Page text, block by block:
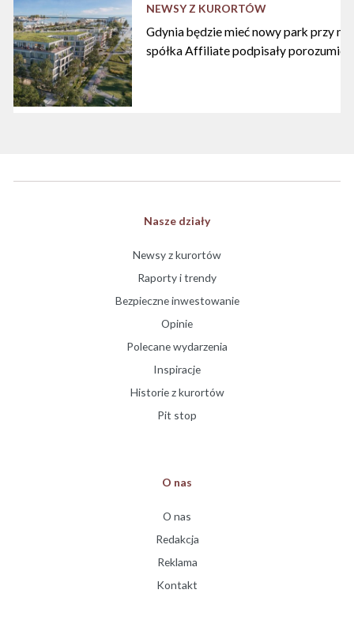
NEWSY Z KURORTÓW
Gdynia będzie mieć nowy park przy
spółka Affiliate podpisały
Nasze działy
Newsy z kurortów
Raporty i trendy
Bezpieczne inwestowanie
Opinie
Polecane wydarzenia
Inspiracje
Historie z kurortów
Pit stop
O nas
O nas
Redakcja
Reklama
Kontakt